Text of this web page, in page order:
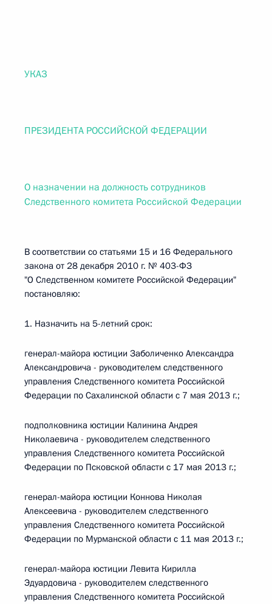
УКАЗ
ПРЕЗИДЕНТА РОССИЙСКОЙ ФЕДЕРАЦИИ
О назначении на должность сотрудников
Следственного комитета Российской Федерации
В соответствии со статьями 15 и 16 Федерального
закона от 28 декабря 2010 г. № 403-ФЗ
"О Следственном комитете Российской Федерации"
постановляю:
1. Назначить на 5-летний срок:
генерал-майора юстиции Заболиченко Александра
Александровича - руководителем следственного
управления Следственного комитета Российской
Федерации по Сахалинской области с 7 мая 2013 г.;
подполковника юстиции Калинина Андрея
Николаевича - руководителем следственного
управления Следственного комитета Российской
Федерации по Псковской области с 17 мая 2013 г.;
генерал-майора юстиции Коннова Николая
Алексеевича - руководителем следственного
управления Следственного комитета Российской
Федерации по Мурманской области с 11 мая 2013 г.;
генерал-майора юстиции Левита Кирилла
Эдуардовича - руководителем следственного
управления Следственного комитета Российской